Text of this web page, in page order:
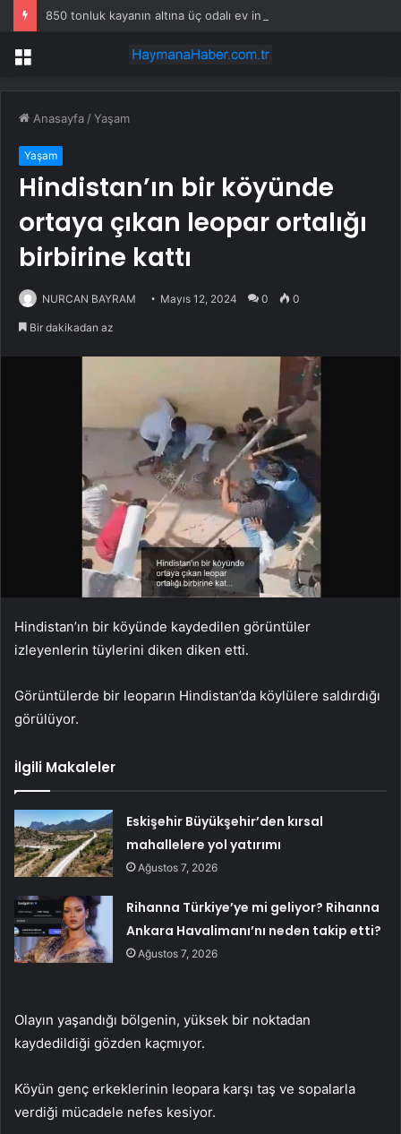
850 tonluk kayanın altına üç odalı ev inşa etti
Menü
Anasayfa /Yaşam
Yaşam
Hindistan’ın bir köyünde
ortaya çıkan leopar ortalığı
birbirine kattı
NURCAN BAYRAM Mayıs 12, 2024 0 0
Bir dakikadan az
Hindistan’ın bir köyünde kaydedilen görüntüler
izleyenlerin tüylerini diken diken etti.
Görüntülerde bir leoparın Hindistan’da köylülere saldırdığı
görülüyor.
İlgili Makaleler
Eskişehir Büyükşehir’den kırsal
mahallelere yol yatırımı
Ağustos 7, 2026
Rihanna Türkiye’ye mi geliyor? Rihanna
Ankara Havalimanı’nı neden takip etti?
Ağustos 7, 2026
Olayın yaşandığı bölgenin, yüksek bir noktadan
kaydedildiği gözden kaçmıyor.
Köyün genç erkeklerinin leopara karşı taş ve sopalarla
verdiği mücadele nefes kesiyor.